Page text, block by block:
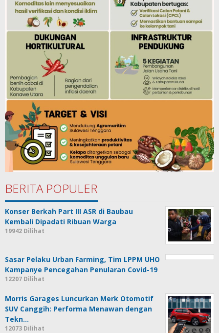
BERITA POPULER
Konser Berkah Part III ASR di Baubau
Kembali Dipadati Ribuan Warga
19942 Dilihat
Sasar Pelaku Urban Farming, Tim LPPM UHO
Kampanye Pencegahan Penularan Covid-19
12207 Dilihat
Morris Garages Luncurkan Merk Otomotif
SUV Canggih: Performa Menawan dengan
Tekn…
12073 Dilihat